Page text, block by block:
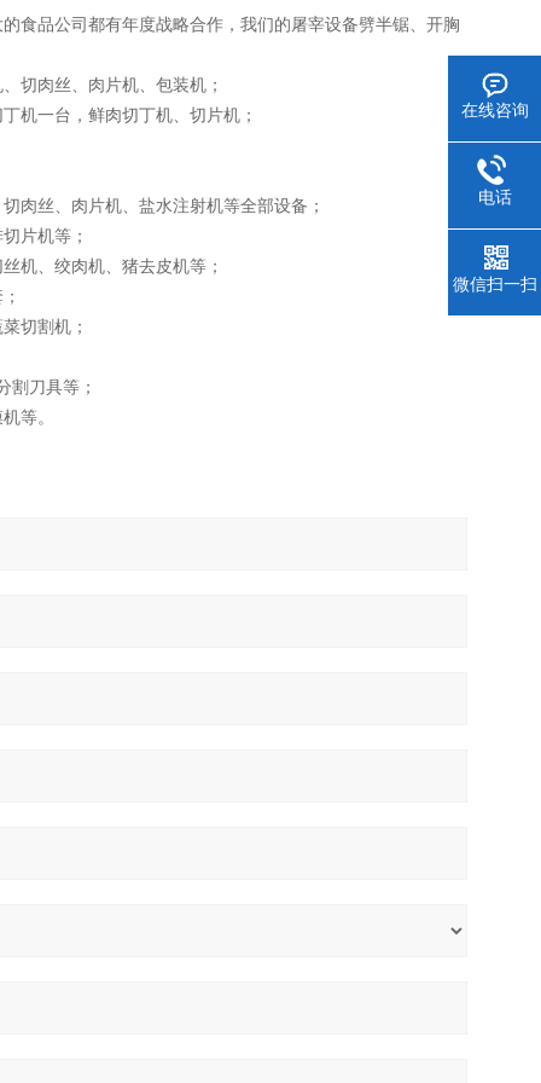
品公司都有年度战略合作，我们的屠宰设备劈半锯、开胸
切肉丝、肉片机、包装机；
一台，鲜肉切丁机、切片机；
丝、肉片机、盐水注射机等全部设备；
片机等；
机、绞肉机、猪去皮机等；
切割机；
刀具等；
等。
在线咨询
电话
微信扫一扫